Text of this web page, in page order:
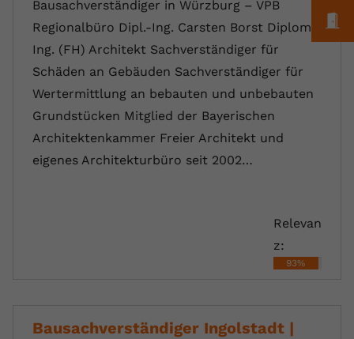
Bausachverständiger in Würzburg – VPB
Regionalbüro Dipl.-Ing. Carsten Borst Diplom
Ing. (FH) Architekt Sachverständiger für
Schäden an Gebäuden Sachverständiger für
Wertermittlung an bebauten und unbebauten
Grundstücken Mitglied der Bayerischen
Architektenkammer Freier Architekt und
eigenes Architekturbüro seit 2002…
Relevan
z:
93%
Bausachverständiger Ingolstadt |